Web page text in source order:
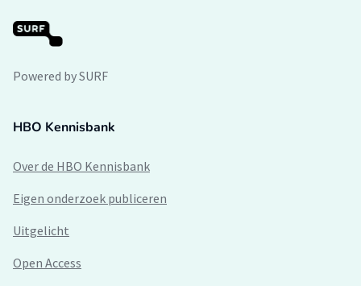
Powered by SURF
HBO Kennisbank
Over de HBO Kennisbank
Eigen onderzoek publiceren
Uitgelicht
Open Access